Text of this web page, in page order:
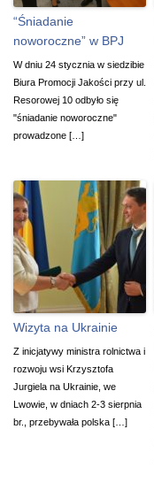
“Śniadanie
noworoczne” w BPJ
W dniu 24 stycznia w siedzibie
Biura Promocji Jakości przy ul.
Resorowej 10 odbyło się
"śniadanie noworoczne"
prowadzone […]
Wizyta na Ukrainie
Z inicjatywy ministra rolnictwa i
rozwoju wsi Krzysztofa
Jurgiela na Ukrainie, we
Lwowie, w dniach 2-3 sierpnia
br., przebywała polska […]